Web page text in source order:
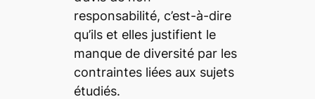
responsabilité, c’est-à-dire
qu’ils et elles justifient le
manque de diversité par les
contraintes liées aux sujets
étudiés.